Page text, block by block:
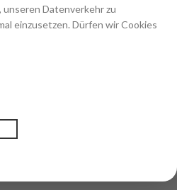
Datenverkehr zu
einzusetzen. Dürfen wir Cookies